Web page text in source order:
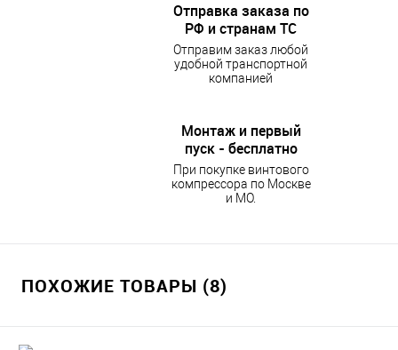
Отправка заказа по
РФ и странам ТС
Отправим заказ любой
удобной транспортной
компанией
Монтаж и первый
пуск - бесплатно
При покупке винтового
компрессора по Москве
и МО.
ПОХОЖИЕ ТОВАРЫ (8)